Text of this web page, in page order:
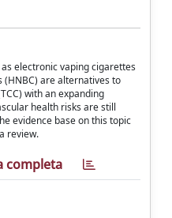
electronic vaping cigarettes
(HNBC) are alternatives to
with an expanding
health risks are still
evidence base on this topic
review.
completa